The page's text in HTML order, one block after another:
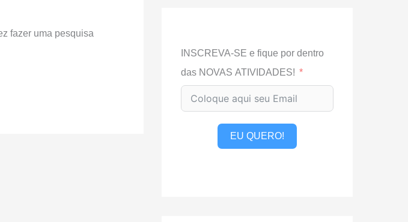
fazer uma pesquisa
INSCREVA-SE e fique por dentro
das NOVAS ATIVIDADES!
EU QUERO!